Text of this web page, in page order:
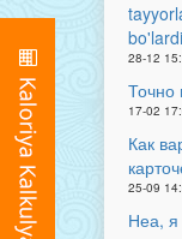
bo'lardi
28-12
Точно
17-02
Как
25-09
Неа, я